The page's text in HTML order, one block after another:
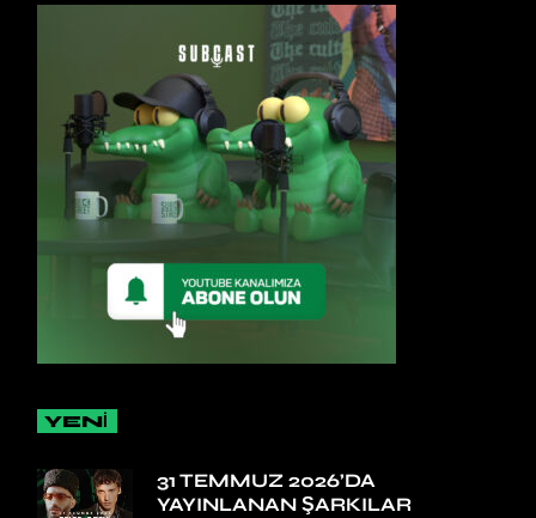
YENİ
31 TEMMUZ 2026’DA
YAYINLANAN ŞARKILAR